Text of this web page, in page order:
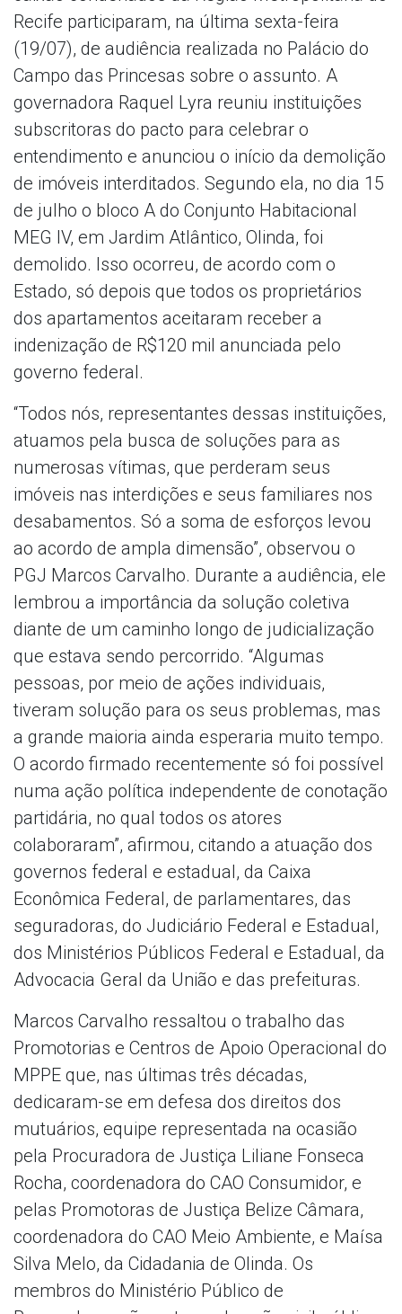
Recife participaram, na última sexta-feira
(19/07), de audiência realizada no Palácio do
Campo das Princesas sobre o assunto. A
governadora Raquel Lyra reuniu instituições
subscritoras do pacto para celebrar o
entendimento e anunciou o início da demolição
de imóveis interditados. Segundo ela, no dia 15
de julho o bloco A do Conjunto Habitacional
MEG IV, em Jardim Atlântico, Olinda, foi
demolido. Isso ocorreu, de acordo com o
Estado, só depois que todos os proprietários
dos apartamentos aceitaram receber a
indenização de R$120 mil anunciada pelo
governo federal.
“Todos nós, representantes dessas instituições,
atuamos pela busca de soluções para as
numerosas vítimas, que perderam seus
imóveis nas interdições e seus familiares nos
desabamentos. Só a soma de esforços levou
ao acordo de ampla dimensão”, observou o
PGJ Marcos Carvalho. Durante a audiência, ele
lembrou a importância da solução coletiva
diante de um caminho longo de judicialização
que estava sendo percorrido. “Algumas
pessoas, por meio de ações individuais,
tiveram solução para os seus problemas, mas
a grande maioria ainda esperaria muito tempo.
O acordo firmado recentemente só foi possível
numa ação política independente de conotação
partidária, no qual todos os atores
colaboraram”, afirmou, citando a atuação dos
governos federal e estadual, da Caixa
Econômica Federal, de parlamentares, das
seguradoras, do Judiciário Federal e Estadual,
dos Ministérios Públicos Federal e Estadual, da
Advocacia Geral da União e das prefeituras.
Marcos Carvalho ressaltou o trabalho das
Promotorias e Centros de Apoio Operacional do
MPPE que, nas últimas três décadas,
dedicaram-se em defesa dos direitos dos
mutuários, equipe representada na ocasião
pela Procuradora de Justiça Liliane Fonseca
Rocha, coordenadora do CAO Consumidor, e
pelas Promotoras de Justiça Belize Câmara,
coordenadora do CAO Meio Ambiente, e Maísa
Silva Melo, da Cidadania de Olinda. Os
membros do Ministério Público de